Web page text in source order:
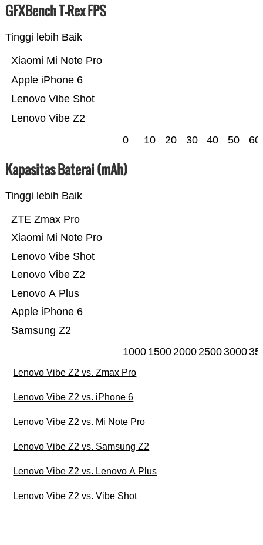
GFXBench T-Rex FPS
Tinggi lebih Baik
Lenovo Vibe Z2
Lenovo Vibe Shot
Apple iPhone 6
Xiaomi Mi Note Pro
0 10 20 30 40 50 60
Kapasitas Baterai (mAh)
Tinggi lebih Baik
Samsung Z2
Apple iPhone 6
Lenovo A Plus
Lenovo Vibe Z2
Lenovo Vibe Shot
Xiaomi Mi Note Pro
ZTE Zmax Pro
1000 1500200025003000
Lenovo Vibe Z2 vs. Zmax Pro
Lenovo Vibe Z2 vs. iPhone 6
Lenovo Vibe Z2 vs. Mi Note Pro
Lenovo Vibe Z2 vs. Samsung Z2
Lenovo Vibe Z2 vs. Lenovo A Plus
Lenovo Vibe Z2 vs. Vibe Shot